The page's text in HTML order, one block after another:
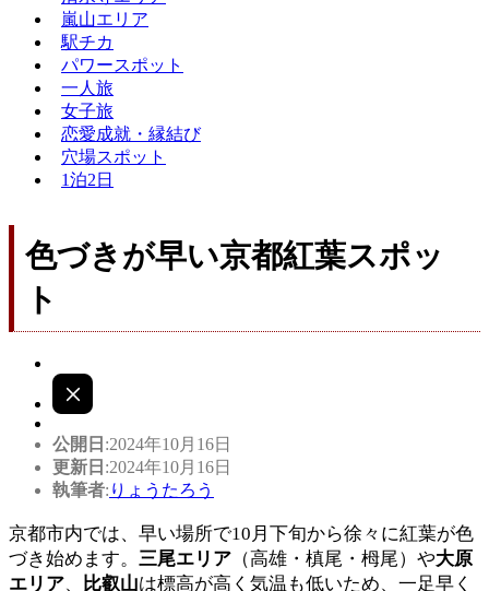
嵐山エリア
駅チカ
パワースポット
一人旅
女子旅
恋愛成就・縁結び
穴場スポット
1泊2日
色づきが早い京都紅葉スポッ
ト
公開日 :2024年10月16日
更新日 :2024年10月16日
執筆者: りょうたろう
京都市内では、早い場所で10月下旬から徐々に紅葉が色
づき始めます。 三尾エリア （高雄・槙尾・栂尾）や大原
エリア、 比叡山は標高が高く気温も低いため、一足早く